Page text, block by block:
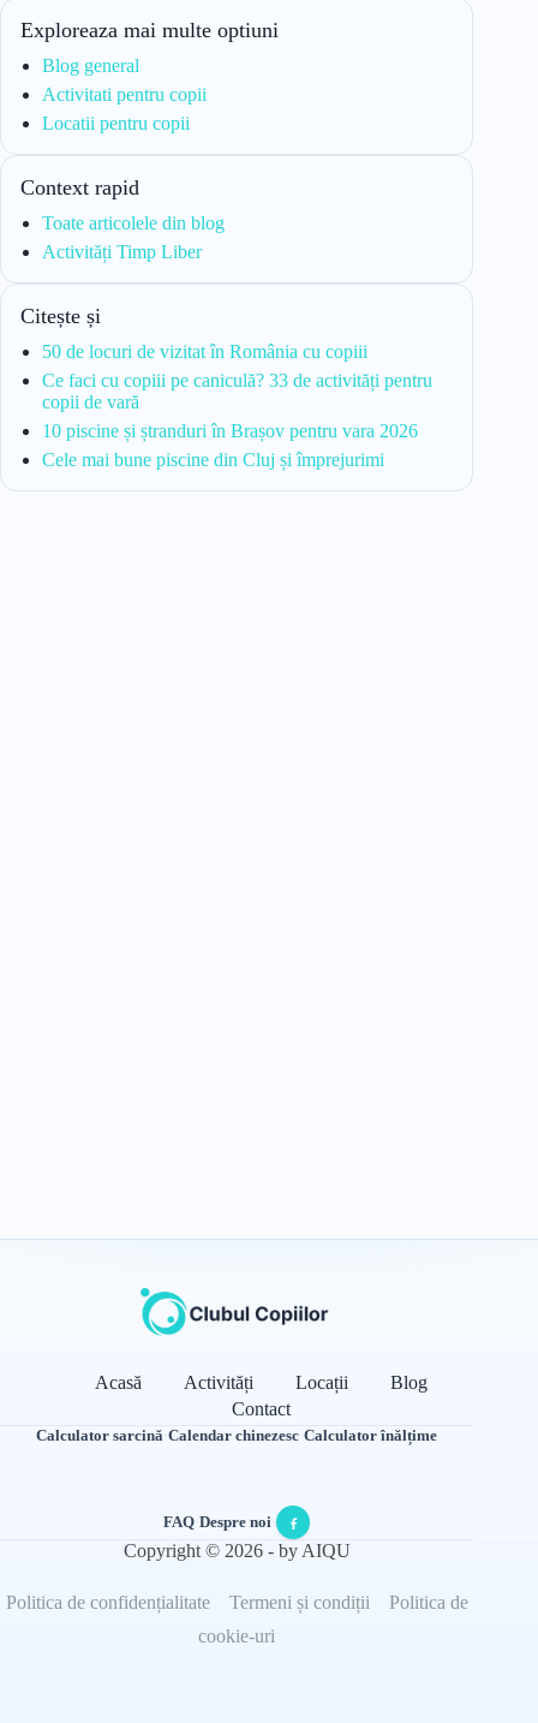
Exploreaza mai multe optiuni
Blog general
Activitati pentru copii
Locatii pentru copii
Context rapid
Toate articolele din blog
Activități Timp Liber
Citește și
50 de locuri de vizitat în România cu copiii
Ce faci cu copiii pe caniculă? 33 de activități pentru
copii de vară
10 piscine și ștranduri în Brașov pentru vara 2026
Cele mai bune piscine din Cluj și împrejurimi
Acasă Activități Locații
Blog
Contact
Calculator sarcină·Calendar chinezesc·Calculator înălțime
FAQ·Despre noi·
Copyright © 2026 - by AIQU
Politica de confidențialitate Termeni și condiții
Politica de
cookie-uri